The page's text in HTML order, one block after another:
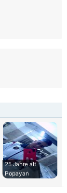
25 Jahre alt
Popayan